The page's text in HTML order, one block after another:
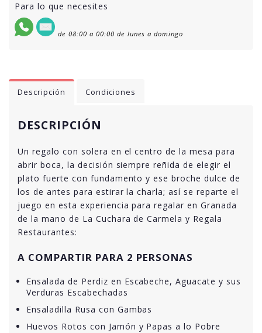
Para lo que necesites
de 08:00 a 00:00 de lunes a domingo
Descripción Condiciones
DESCRIPCIÓN
Un regalo con solera en el centro de la mesa para
abrir boca, la decisión siempre reñida de elegir el
plato fuerte con fundamento y ese broche dulce de
los de antes para estirar la charla; así se reparte el
juego en esta experiencia para regalar en Granada
de la mano de La Cuchara de Carmela y Regala
Restaurantes:
A COMPARTIR PARA 2 PERSONAS
Ensalada de Perdiz en Escabeche, Aguacate y sus
Verduras Escabechadas
Ensaladilla Rusa con Gambas
Huevos Rotos con Jamón y Papas a lo Pobre